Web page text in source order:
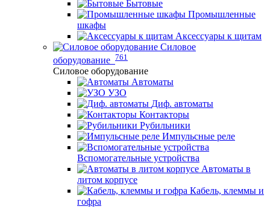
Бытовые
Промышленные
шкафы
Аксессуары к щитам
Силовое
оборудование 761
Силовое оборудование
Автоматы
УЗО
Диф. автоматы
Контакторы
Рубильники
Импульсные реле
Вспомогательные устройства
Автоматы в
литом корпусе
Кабель, клеммы и
гофра